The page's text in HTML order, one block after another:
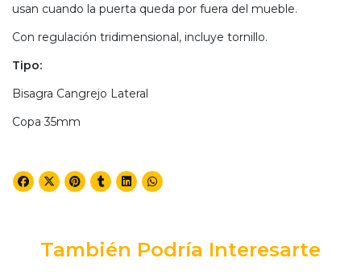
usan cuando la puerta queda por fuera del mueble.
Con regulación tridimensional, incluye tornillo.
Tipo:
Bisagra Cangrejo Lateral
Copa 35mm
También Podría Interesarte